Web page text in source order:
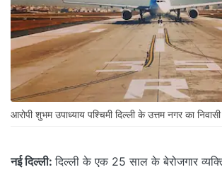
आरोपी शुभम उपाध्याय पश्चिमी दिल्ली के उत्तम नगर का
नई दिल्ली: दिल्ली के एक 25 साल के बेरोजगार